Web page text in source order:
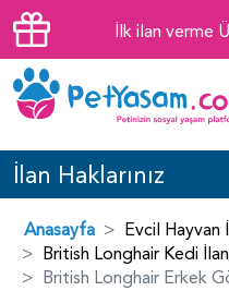
İlk ilan verme
İlan Haklarınız
Anasayfa Evcil Hayvan
British Longhair Kedi
British Longhair Erkek